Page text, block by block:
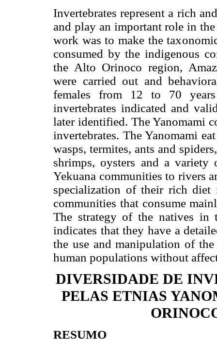
Invertebrates represent a rich
and play an important role in
work was to make the
consumed by the indigenous
the Alto Orinoco region,
were carried out and
females from 12 to 70
invertebrates indicated and
later identified. The Yanomami
invertebrates. The Yanomami
wasps, termites, ants and
shrimps, oysters and a
Yekuana communities to rivers
specialization of their rich diet
communities that consume
The strategy of the natives in
indicates that they have a
the use and manipulation of
human populations without
DIVERSIDADE DE
PELAS ETNIAS
RESUMO